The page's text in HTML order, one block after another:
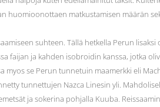
huomioonottaen matkustamisen määrän
suhteen. Tällä hetkella Perun lisaksi
faijan ja kahden isobroidin kanssa, jotka
myos se Perun tunnetuin maamerkki eli
tunnettujen Nazca Linesin yli.
ja sokerina pohjalla Kuuba.